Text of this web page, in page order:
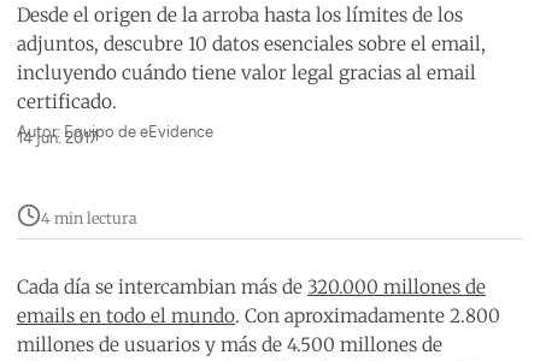
Desde el origen de la arroba hasta los límites de los
adjuntos, descubre 10 datos esenciales sobre el email,
incluyendo cuándo tiene valor legal gracias al email
certificado.
Autor: Equipo de eEvidence
14 jun. 2017
4 min lectura
Cada día se intercambian más de 320.000 millones de
emails en todo el mundo. Con aproximadamente 2.800
millones de usuarios y más de 4.500 millones de